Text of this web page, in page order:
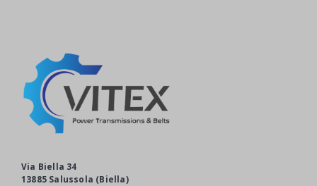
Via Biella 34
13885 Salussola (Biella)